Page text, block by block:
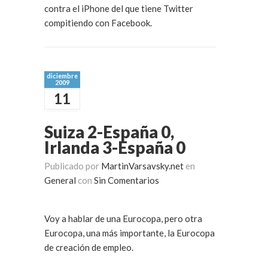
contra el iPhone del que tiene Twitter
compitiendo con Facebook.
diciembre
2009
11
Suiza 2-España 0,
Irlanda 3-España 0
Publicado por MartinVarsavsky.net en
General con Sin Comentarios
Voy a hablar de una Eurocopa, pero otra
Eurocopa, una más importante, la Eurocopa
de creación de empleo.